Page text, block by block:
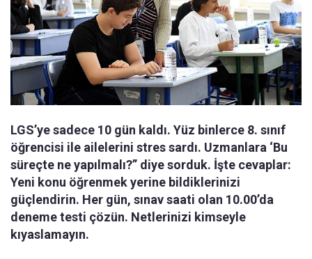
LGS’ye sadece 10 gün kaldı. Yüz binlerce 8. sınıf
öğrencisi ile ailelerini stres sardı. Uzmanlara ‘Bu
süreçte ne yapılmalı?” diye sorduk. İşte cevaplar:
Yeni konu öğrenmek yerine bildiklerinizi
güçlendirin. Her gün, sınav saati olan 10.00’da
deneme testi çözün. Netlerinizi kimseyle
kıyaslamayın.